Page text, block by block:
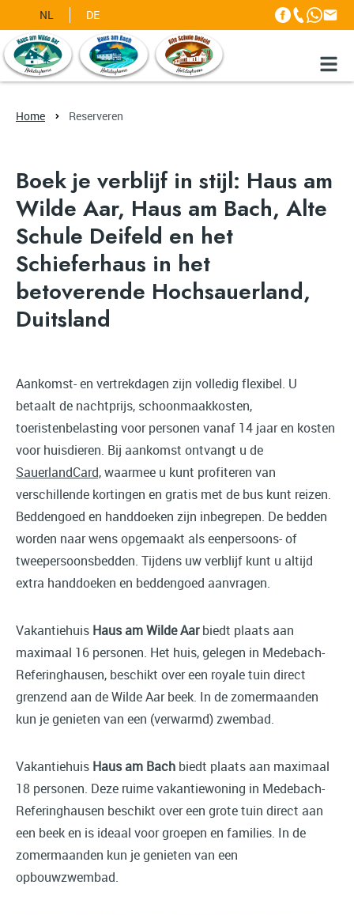
NL DE
Home Reserveren
Boek je verblijf in stijl: Haus am
Wilde Aar, Haus am Bach, Alte
Schule Deifeld en het
Schieferhaus in het
betoverende Hochsauerland,
Duitsland
Aankomst- en vertrekdagen zijn volledig flexibel. U
betaalt de nachtprijs, schoonmaakkosten,
toeristenbelasting voor personen vanaf 14 jaar en kosten
voor huisdieren. Bij aankomst ontvangt u de
SauerlandCard,waarmee u kunt profiteren van
verschillende kortingen en gratis met de bus kunt reizen.
Beddengoed en handdoeken zijn inbegrepen. De bedden
worden naar wens opgemaakt als eenpersoons- of
tweepersoonsbedden. Tijdens uw verblijf kunt u altijd
extra handdoeken en beddengoed aanvragen.
Vakantiehuis Haus am Wilde Aarbiedt plaats aan
maximaal 16 personen. Het huis, gelegen in Medebach-
Referinghausen, beschikt over een royale tuin direct
grenzend aan de Wilde Aar beek. In de zomermaanden
kun je genieten van een (verwarmd) zwembad.
Vakantiehuis Haus am Bach biedt plaats aan maximaal
18 personen. Deze ruime vakantiewoning in Medebach-
Referinghausen beschikt over een grote tuin direct aan
een beek en is ideaal voor groepen en families. In de
zomermaanden kun je genieten van een
opbouwzwembad.